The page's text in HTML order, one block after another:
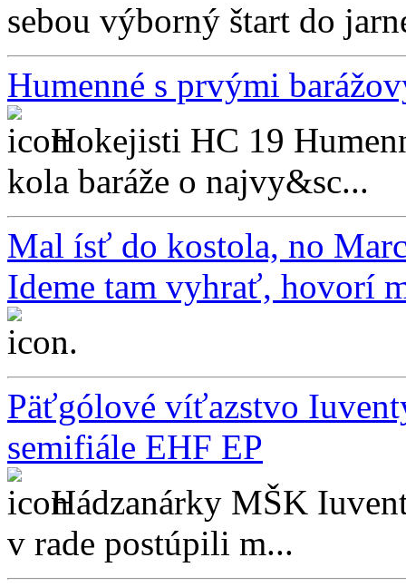
sebou výborný štart do
Humenné s prvými
Hokejisti HC 19
kola baráže o najvy&sc...
Mal ísť do kostola, no
Ideme tam vyhrať, hovorí
...
Päťgólové víťazstvo
semifiále EHF EP
Hádzanárky MŠK
v rade postúpili m...